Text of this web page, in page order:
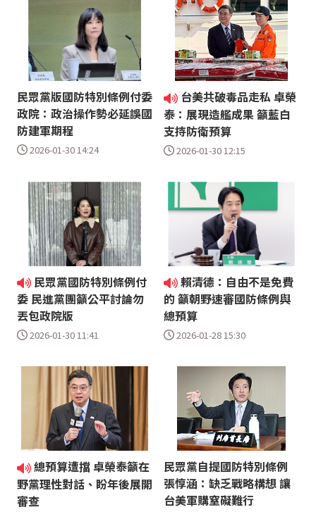
民眾黨版國防特別條例付委
政院：政治操作勢必延誤國
防建軍期程
2026-01-30 14:24
台美共破毒品走私 卓榮
泰：展現造艦成果 籲藍白
支持防衛預算
2026-01-30 12:15
民眾黨國防特別條例付
委 民進黨團籲公平討論勿
丟包政院版
2026-01-30 11:41
賴清德：自由不是免費
的 籲朝野速審國防條例與
總預算
2026-01-28 15:30
總預算遭擋 卓榮泰籲在
野黨理性對話、盼年後展開
審查
民眾黨自提國防特別條例
張惇涵：缺乏戰略構想 讓
台美軍購窒礙難行